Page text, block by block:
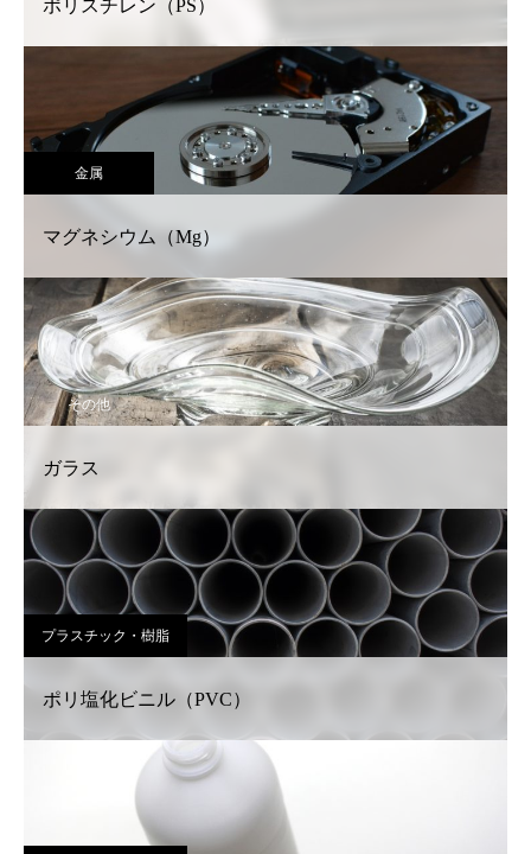
ポリスチレン（PS）
金属
マグネシウム（Mg）
その他
ガラス
プラスチック・樹脂
ポリ塩化ビニル（PVC）